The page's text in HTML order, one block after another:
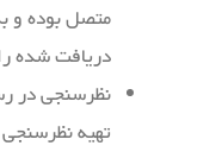
متصل بوده و
دریافت شده
نظرسنجی در
تهیه